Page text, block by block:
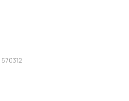
570312